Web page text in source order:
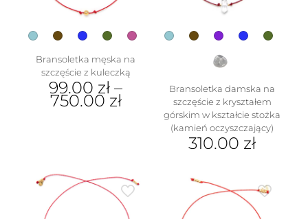
Bransoletka męska na
szczęście z kuleczką
99.00 zł –
750.00 zł
Opcje
można
Bransoletka damska na
szczęście z kryształem
górskim w kształcie stożka
(kamień oczyszczający)
310.00 zł
ma
wiele
wariantów.